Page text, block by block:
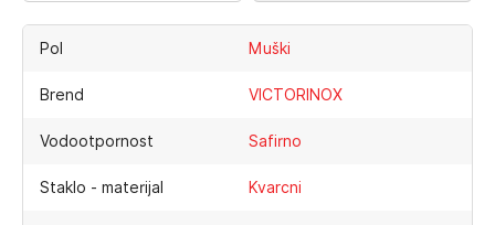
Pol Muški
Brend VICTORINOX
Vodootpornost Safirno
Staklo - materijal Kvarcni